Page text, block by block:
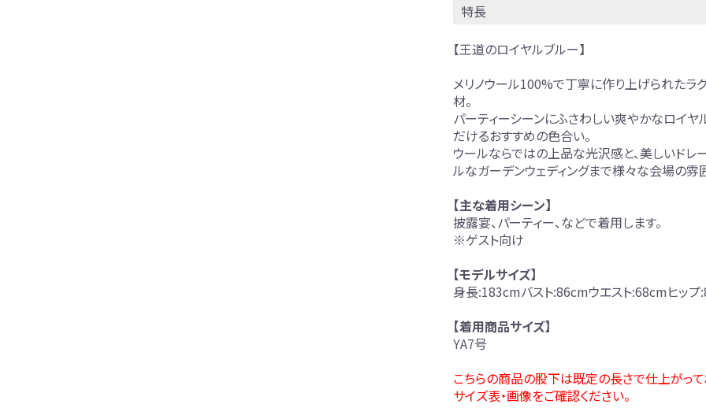
特長
【王道のロイヤルブルー】
メリノウール100%で丁寧に作り上げられたラ
材。
パーティーシーンにふさわしい爽やかなロイ
だけるおすすめの色合い。
ウールならではの上品な光沢感と、美しいド
ルなガーデンウェディングまで様々な会場の雰
【主な着用シーン】
披露宴、パーティー、などで着用します。
※ゲスト向け
【モデルサイズ】
身長:183cmバスト:86cmウエスト:68cmヒッ
【着用商品サイズ】
YA7号
こちらの商品の股下は既定の長さで仕上がって
サイズ表・画像をご確認ください。